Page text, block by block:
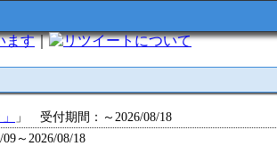
ます｜ について
」 受付期間：～2026/08/18
～2026/08/18